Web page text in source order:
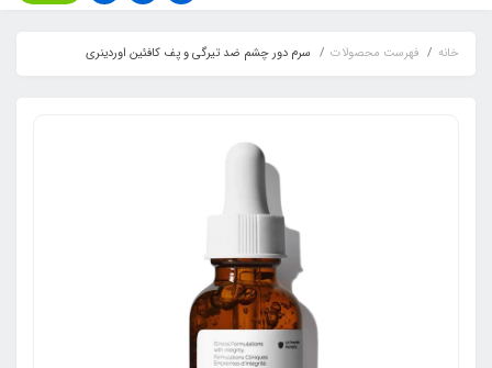
خانه فهرست محصولات سرم دور چشم ضد تیرگی و پف کافئین اوردینری